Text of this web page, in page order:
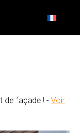
de façade ! -Voir